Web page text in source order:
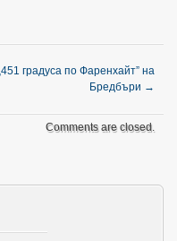
„451 градуса по Фаренхайт” на
Бредбъри →
Comments are closed.